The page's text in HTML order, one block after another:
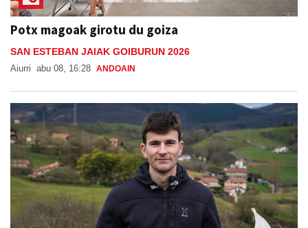
Potx magoak girotu du goiza
SAN ESTEBAN JAIAK GOIBURUN 2026
Aiurri abu 08, 16:28 ANDOAIN